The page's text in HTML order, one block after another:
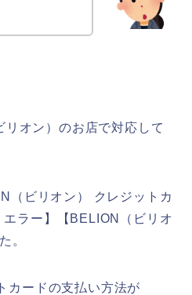
オン）のお店で対応して
（ビリオン） クレジットカ
ラー】【BELION（ビリオ
。
カードの支払い方法が